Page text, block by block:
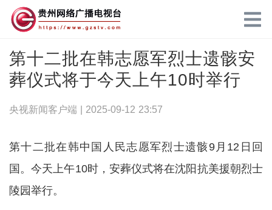
第十二批在韩志愿军烈士遗骸安
葬仪式将于今天上午10时举行
央视新闻客户端 | 2025-09-12 23:57
第十二批在韩中国人民志愿军烈士遗骸9月12日回
国。今天上午10时，安葬仪式将在沈阳抗美援朝烈士
陵园举行。